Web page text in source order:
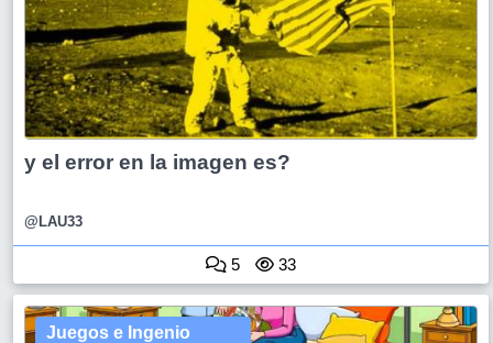
y el error en la imagen es?
@LAU33
5 33
Juegos e Ingenio